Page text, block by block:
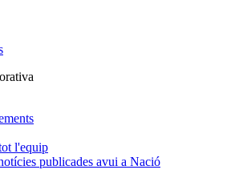
l'equip
publicades avui a Nació